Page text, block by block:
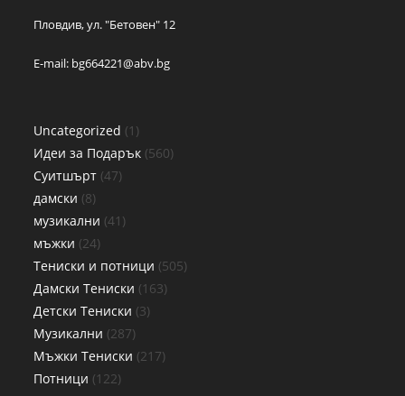
Пловдив, ул. "Бетовен" 12
E-mail: bg664221@abv.bg
Uncategorized 1
Идеи за Подарък 560
Суитшърт 47
дамски 8
музикални 41
мъжки 24
Тениски и потници 505
Дамски Тениски 163
Детски Тениски 3
Музикални 287
Мъжки Тениски 217
Потници 122